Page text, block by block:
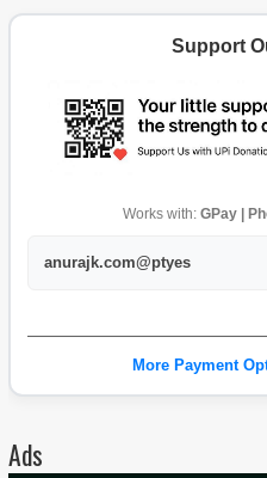
Support
Works with: GPay |
anurajk.com@ptyes
More Payment
Ads